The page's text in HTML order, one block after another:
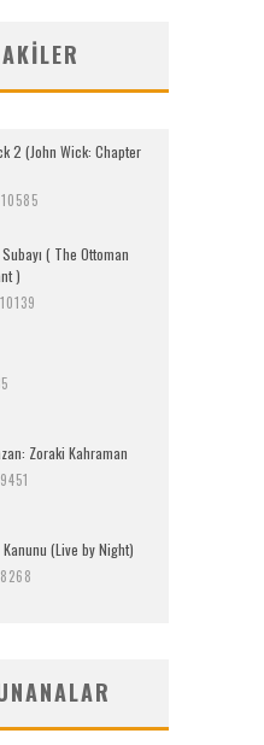
2 (John Wick: Chapter
10585
( The Ottoman
)
10139
Zoraki Kahraman
9451
(Live by Night)
8268